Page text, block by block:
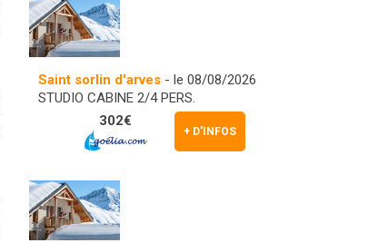
Saint sorlin d'arves - le 08/08/2026
STUDIO CABINE 2/4 PERS.
+ D'INFOS
302€